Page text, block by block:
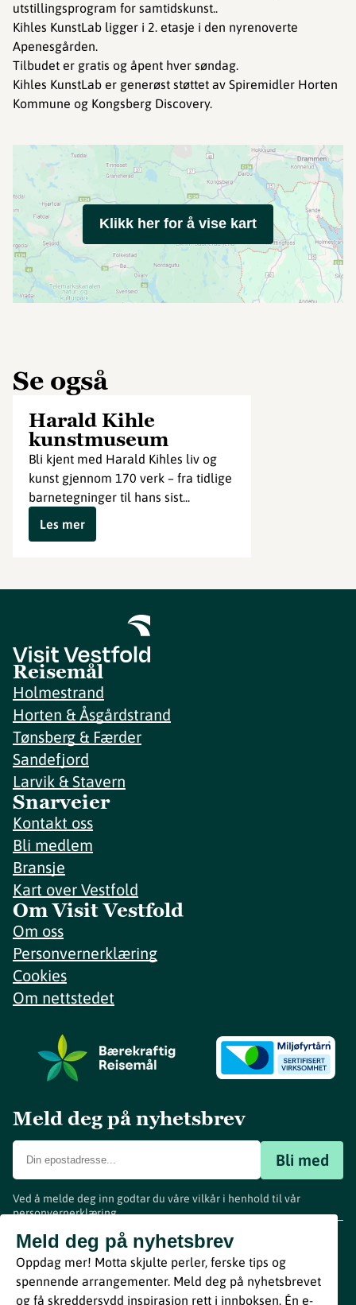
utstillingsprogram for samtidskunst..
Kihles KunstLab ligger i 2. etasje i den nyrenoverte
Apenesgården.
Tilbudet er gratis og åpent hver søndag.
Kihles KunstLab er generøst støttet av Spiremidler Horten
Kommune og Kongsberg Discovery.
Klikk her for å vise kart
Se også
Harald Kihle
kunstmuseum
Bli kjent med Harald Kihles liv og
kunst gjennom 170 verk – fra tidlige
barnetegninger til hans sist...
Les mer
Reisemål
Holmestrand
Horten & Åsgårdstrand
Tønsberg & Færder
Sandefjord
Larvik & Stavern
Snarveier
Kontakt oss
Bli medlem
Bransje
Kart over Vestfold
Om Visit Vestfold
Om oss
Personvernerklæring
Cookies
Om nettstedet
Meld deg på nyhetsbrev
Bli med
Ved å melde deg inn godtar du våre vilkår i henhold til vår
personvernerklæring.
Meld deg på nyhetsbrev
Oppdag mer! Motta skjulte perler, ferske tips og
spennende arrangementer. Meld deg på nyhetsbrevet
og få skreddersydd inspirasjon rett i innboksen. Én e-
www.visitvestfold.com
Turistinformasjon
Vestfold Fylkeskommune
ByBreakfast